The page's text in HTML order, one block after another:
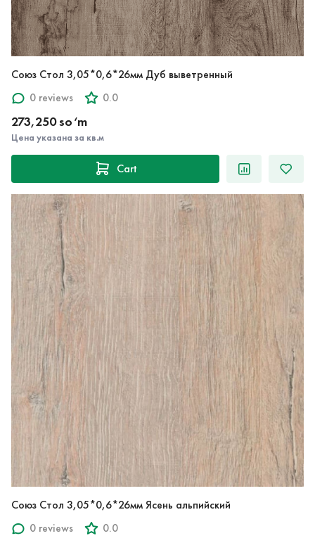
Союз Стол 3,05*0,6*26мм Дуб выветренный
0 reviews
0.0
273,250 so‘m
Цена указана за кв.м
Cart
Союз Стол 3,05*0,6*26мм Ясень альпийский
0 reviews
0.0